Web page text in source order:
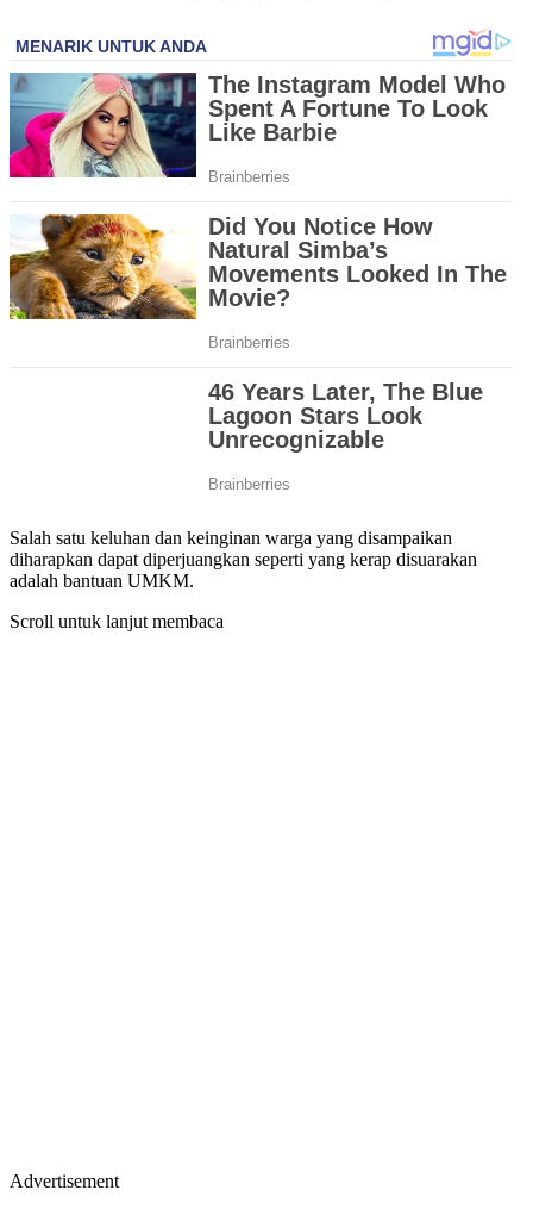
Salah satu keluhan dan keinginan warga yang disampaikan
diharapkan dapat diperjuangkan seperti yang kerap disuarakan
adalah bantuan UMKM.
Scroll untuk lanjut membaca
Advertisement